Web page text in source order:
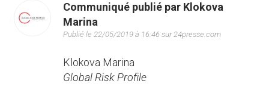
Communiqué publié par Klokova
Marina
Publié le 22/05/2019 à 16:46 sur 24presse.com
Klokova Marina
Global Risk Profile